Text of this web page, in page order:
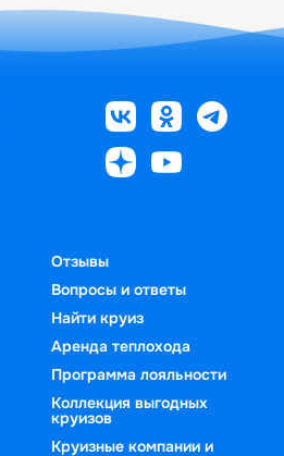
Отзывы
Вопросы и ответы
Найти круиз
Аренда теплохода
Программа лояльности
Коллекция выгодных
круизов
Круизные компании и